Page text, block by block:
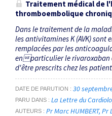
Traitement médical de
thromboembolique
Dans le traitement de la
les antivitamines K (AVK)
remplacées par les
enparticulier le rivaroxaban
d'être prescrits chez les
DATE DE PARUTION 30
PARU DANS La Lettre du
AUTEURS Pr Marc HUMBERT Pr